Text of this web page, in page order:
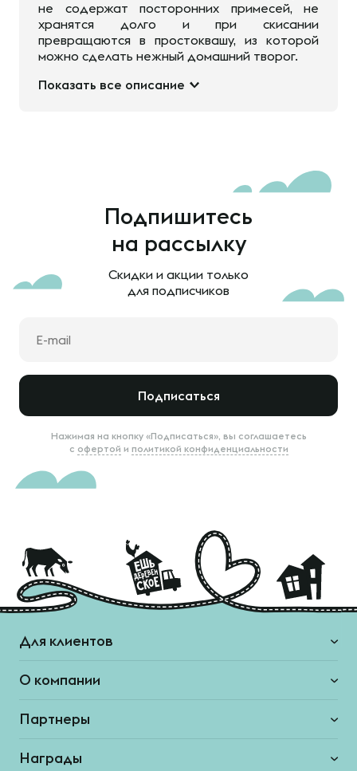
не содержат посторонних примесей, не
хранятся долго и при скисании
превращаются в простоквашу, из которой
можно сделать нежный домашний творог.
Показать все описание
Подпишитесь
на рассылку
Скидки и акции только
для подписчиков
Подписаться
Нажимая на кнопку «Подписаться», вы соглашаетесь
с офертой и политикой конфиденциальности
Для клиентов
О компании
Партнеры
Награды